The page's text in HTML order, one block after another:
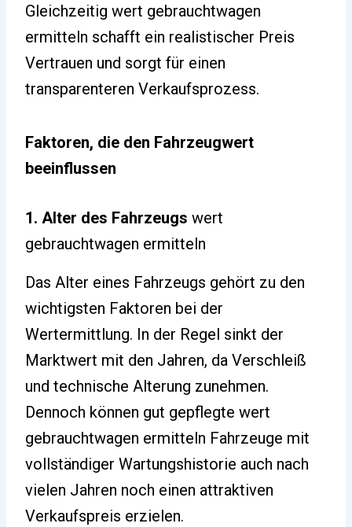
Gleichzeitig wert gebrauchtwagen
ermitteln schafft ein realistischer Preis
Vertrauen und sorgt für einen
transparenteren Verkaufsprozess.
Faktoren, die den Fahrzeugwert
beeinflussen
1. Alter des Fahrzeugs wert
gebrauchtwagen ermitteln
Das Alter eines Fahrzeugs gehört zu den
wichtigsten Faktoren bei der
Wertermittlung. In der Regel sinkt der
Marktwert mit den Jahren, da Verschleiß
und technische Alterung zunehmen.
Dennoch können gut gepflegte wert
gebrauchtwagen ermitteln Fahrzeuge mit
vollständiger Wartungshistorie auch nach
vielen Jahren noch einen attraktiven
Verkaufspreis erzielen.